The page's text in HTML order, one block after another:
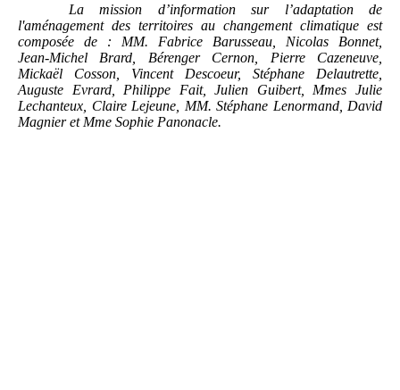
La mission d’information sur l’adaptation de
l'aménagement des territoires au changement climatique est
composée de
: MM.
Fabrice Barusseau, Nicolas Bonnet,
Jean‑Michel Brard, Bérenger Cernon, Pierre Cazeneuve,
Mickaël Cosson, Vincent Descoeur, Stéphane Delautrette,
Auguste Evrard, Philippe Fait, Julien Guibert, Mmes Julie
Lechanteux, Claire Lejeune, MM. Stéphane Lenormand, David
Magnier et Mme Sophie Panonacle.